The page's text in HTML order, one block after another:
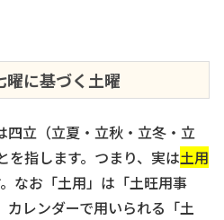
曜に基づく土曜
四立（立夏・立秋・立冬・立
を指します。つまり、実は土用
なお「土用」は「土旺用事
カレンダーで用いられる「土